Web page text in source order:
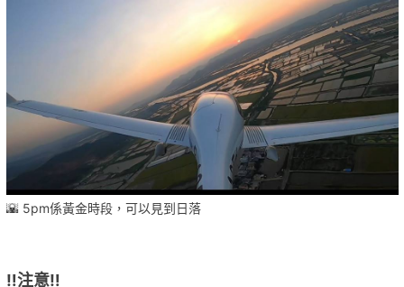
🌇 5pm係黃金時段，可以見到日落
‼️注意‼️